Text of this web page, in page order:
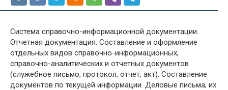
Система справочно-информационной документации.
Отчетная документация. Составление и оформление
отдельных видов справочно-информационных,
справочно-аналитических и отчетных документов
(служебное письмо, протокол, отчет, акт). Составление
документов по текущей информации. Деловые письма, их